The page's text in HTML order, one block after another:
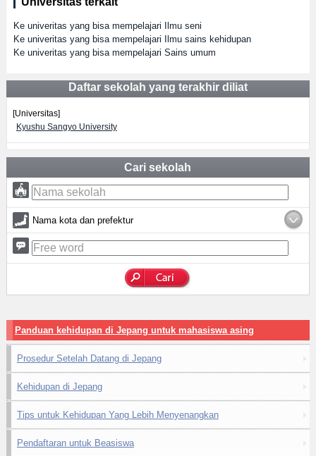
Ke univeritas yang bisa mempelajari Ilmu seni
Ke univeritas yang bisa mempelajari Ilmu sains kehidupan
Ke univeritas yang bisa mempelajari Sains umum
Daftar sekolah yang terakhir diliat
[Universitas]
Kyushu Sangyo University
Cari sekolah
Nama kota dan prefektur
Panduan kehidupan di Jepang untuk mahasiswa asing
Prosedur Setelah Datang di Jepang
Kehidupan di Jepang
Tips untuk Kehidupan Yang Lebih Menyenangkan
Pendaftaran untuk Beasiswa